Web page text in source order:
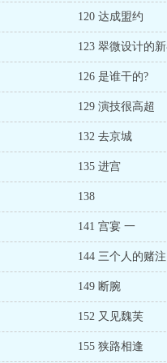
120 达成盟约
123 翠微设计的
126 是谁干的?
129 演技很高超
132 去京城
135 进宫
138
141 宫宴 一
144 三个人的赌注
149 断腕
152 又见魏芙
155 狭路相逢